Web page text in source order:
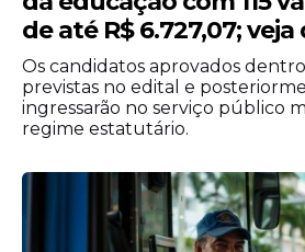
etapas. A primeira fase
de documentos, que
eliminatório. A segunda
currículo, títulos e
com caráter classificatório.
Validade da
A Prefeitura realizará as
caráter temporário. O
de até R$ 6.727,07;
Os candidatos aprovados
previstas no edital e
ingressarão no serviço público
regime estatutário.